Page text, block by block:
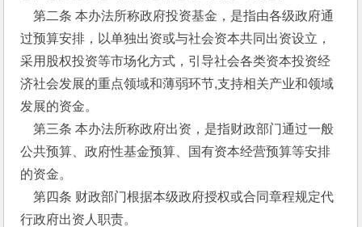
第二条 本办法所称政府投资基金，是指由各级政府通
过预算安排，以单独出资或与社会资本共同出资设立，
采用股权投资等市场化方式，引导社会各类资本投资经
济社会发展的重点领域和薄弱环节,支持相关产业和领域
发展的资金。
第三条 本办法所称政府出资，是指财政部门通过一般
公共预算、政府性基金预算、国有资本经营预算等安排
的资金。
第四条 财政部门根据本级政府授权或合同章程规定代
行政府出资人职责。